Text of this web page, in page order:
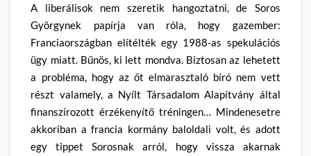
A liberálisok nem szeretik hangoztatni, de Soros
Györgynek papírja van róla, hogy gazember:
Franciaországban elítélték egy 1988-as spekulációs
ügy miatt. Bűnös, ki lett mondva. Biztosan az lehetett
a probléma, hogy az őt elmarasztaló bíró nem vett
részt valamely, a Nyílt Társadalom Alapítvány által
finanszírozott érzékenyítő tréningen… Mindenesetre
akkoriban a francia kormány baloldali volt, és adott
egy tippet Sorosnak arról, hogy vissza akarnak